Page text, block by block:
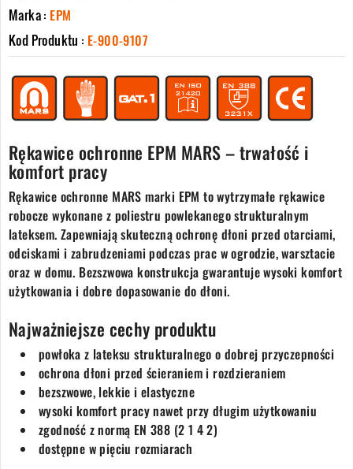
Marka : EPM
Kod Produktu : E-900-9107
Rękawice ochronne EPM MARS – trwałość i
komfort pracy
Rękawice ochronne MARS marki EPM to wytrzymałe rękawice
robocze wykonane z poliestru powlekanego strukturalnym
lateksem. Zapewniają skuteczną ochronę dłoni przed otarciami,
odciskami i zabrudzeniami podczas prac w ogrodzie, warsztacie
oraz w domu. Bezszwowa konstrukcja gwarantuje wysoki komfort
użytkowania i dobre dopasowanie do dłoni.
Najważniejsze cechy produktu
powłoka z lateksu strukturalnego o dobrej przyczepności
ochrona dłoni przed ścieraniem i rozdzieraniem
bezszwowe, lekkie i elastyczne
wysoki komfort pracy nawet przy długim użytkowaniu
zgodność z normą EN 388 (2 1 4 2)
dostępne w pięciu rozmiarach